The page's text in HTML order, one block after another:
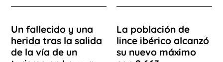
Un fallecido y una
herida tras la salida
de la vía de un
La población de
lince ibérico alcanzó
su nuevo máximo